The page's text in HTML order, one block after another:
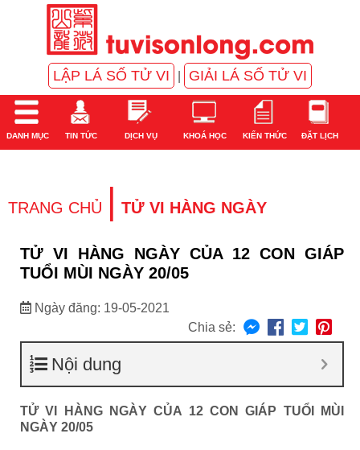
LẬP LÁ SỐ TỬ VI GIẢI LÁ SỐ TỬ VI
DANH MỤC TIN TỨC DỊCH VỤ KHOÁ HỌC KIẾN THỨC ĐẶT LỊCH
TRANG CHỦ | TỬ VI HÀNG NGÀY
TỬ VI HÀNG NGÀY CỦA 12 CON GIÁP
TUỔI MÙI NGÀY 20/05
Ngày đăng: 19-05-2021
Chia sẻ:
Nội dung
TỬ VI HÀNG NGÀY CỦA 12 CON GIÁP TUỔI MÙI
NGÀY 20/05